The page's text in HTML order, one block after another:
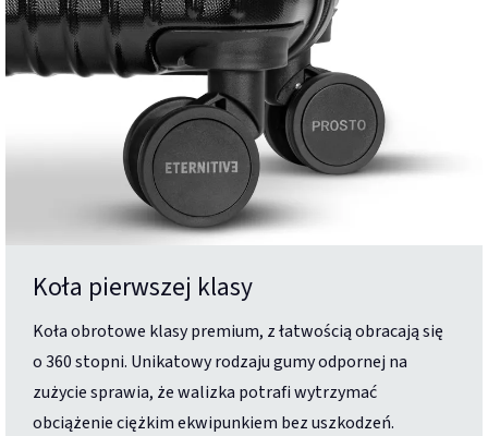
Koła pierwszej klasy
Koła obrotowe klasy premium, z łatwością obracają się
o 360 stopni. Unikatowy rodzaju gumy odpornej na
zużycie sprawia, że walizka potrafi wytrzymać
obciążenie ciężkim ekwipunkiem bez uszkodzeń.